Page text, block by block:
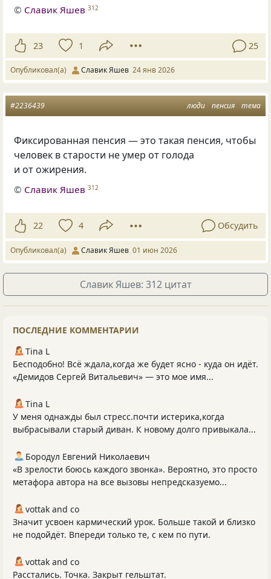
© Славик Яшев 312
23 1 25
Опубликовал(а) Славик Яшев 24 янв 2026
люди пенсия тема
#2236439
Фиксированная пенсия — это такая пенсия, чтобы
человек в старости не умер от голода
и от ожирения.
© Славик Яшев 312
22 4 Обсудить
Опубликовал(а) Славик Яшев 01 июн 2026
Славик Яшев: 312 цитат
ПОСЛЕДНИЕ КОММЕНТАРИИ
Tina L
Бесподобно! Всё ждала,когда же будет ясно - куда он идёт.
«Демидов Сергей Витальевич» — это мое имя...
Tina L
У меня однажды был стресс.почти истерика,когда
выбрасывали старый диван. К новому долго привыкала...
Бородул Евгений Николаевич
«В зрелости боюсь каждого звонка». Вероятно, это просто
метафора автора на все вызовы непредсказуемо...
vottak and co
Значит усвоен кармический урок. Больше такой и близко
не подойдёт. Впереди только те, с кем по пути.
vottak and co
Расстались. Точка. Закрыт гельштат.